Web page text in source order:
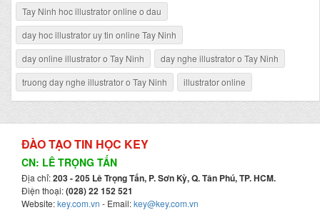
Tay Ninh hoc illustrator online o dau
day hoc illustrator uy tin online Tay Ninh
day online illustrator o Tay Ninh
day nghe illustrator o Tay Ninh
truong day nghe illustrator o Tay Ninh
illustrator online
ĐÀO TẠO TIN HỌC KEY
CN: LÊ TRỌNG TẤN
Địa chỉ:203 - 205 Lê Trọng Tấn, P. Sơn Kỳ, Q. Tân Phú, TP. HCM.
Điện thoại:(028) 22 152 521
Website:key.com.vn - Email:key@key.com.vn